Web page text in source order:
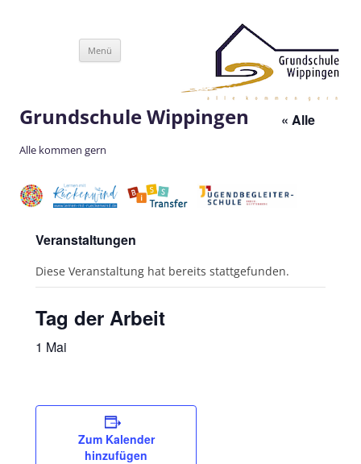
Grundschule Wippingen
Alle kommen gern
Menü
« Alle
Veranstaltungen
Diese Veranstaltung hat bereits stattgefunden.
Tag der Arbeit
1 Mai
Zum Kalender
hinzufügen